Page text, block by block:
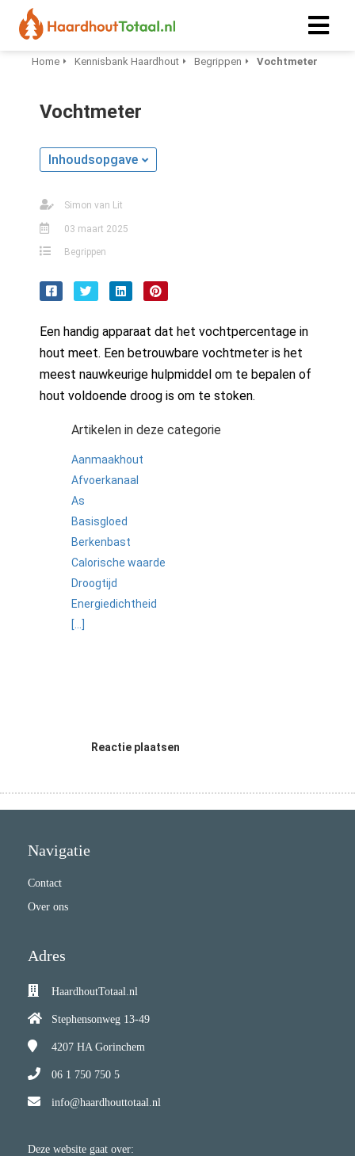
Home Kennisbank Haardhout Begrippen Vochtmeter
Vochtmeter
Inhoudsopgave
Simon van Lit
03 maart 2025
Begrippen
Een handig apparaat dat het vochtpercentage in
hout meet. Een betrouwbare vochtmeter is het
meest nauwkeurige hulpmiddel om te bepalen of
hout voldoende droog is om te stoken.
Artikelen in deze categorie
Aanmaakhout
Afvoerkanaal
As
Basisgloed
Berkenbast
Calorische waarde
Droogtijd
Energiedichtheid
[...]
Reactie plaatsen
Navigatie
Contact
Over ons
Adres
HaardhoutTotaal.nl
Stephensonweg 13-49
4207 HA Gorinchem
06 1 750 750 5
info@haardhouttotaal.nl
Deze website gaat over: